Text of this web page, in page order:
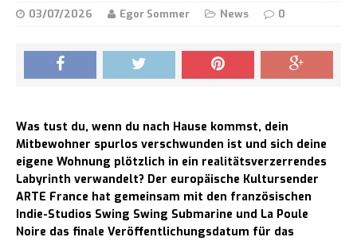
03/07/2026 Egor Sommer News 0
Was tust du, wenn du nach Hause kommst, dein
Mitbewohner spurlos verschwunden ist und sich deine
eigene Wohnung plötzlich in ein realitätsverzerrendes
Labyrinth verwandelt? Der europäische Kultursender
ARTE France hat gemeinsam mit den französischen
Indie-Studios Swing Swing Submarine und La Poule
Noire das finale Veröffentlichungsdatum für das